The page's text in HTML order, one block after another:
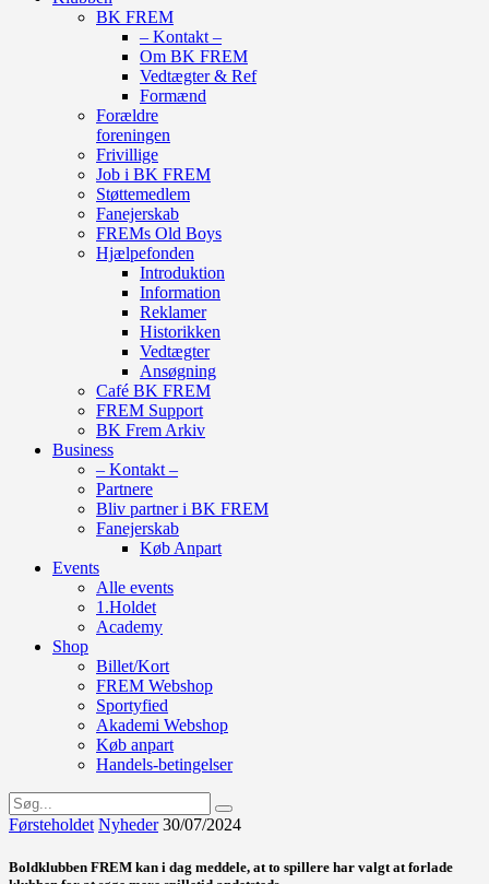
BK FREM
– Kontakt –
Om BK FREM
Vedtægter & Ref
Formænd
Forældre
foreningen
Frivillige
Job i BK FREM
Støttemedlem
Fanejerskab
FREMs Old Boys
Hjælpefonden
Introduktion
Information
Reklamer
Historikken
Vedtægter
Ansøgning
Café BK FREM
FREM Support
BK Frem Arkiv
Business
– Kontakt –
Partnere
Bliv partner i BK FREM
Fanejerskab
Køb Anpart
Events
Alle events
1.Holdet
Academy
Shop
Billet/Kort
FREM Webshop
Sportyfied
Akademi Webshop
Køb anpart
Handels-betingelser
Førsteholdet Nyheder 30/07/2024
Boldklubben FREM kan i dag meddele, at to spillere har valgt at forlade